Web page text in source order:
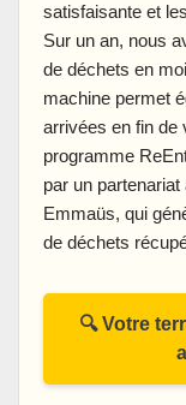
satisfaisante et
Sur un an, nous
de déchets en
machine permet
arrivées en fin de
programme
par un
Emmaüs, qui
de déchets
🔍 Votre